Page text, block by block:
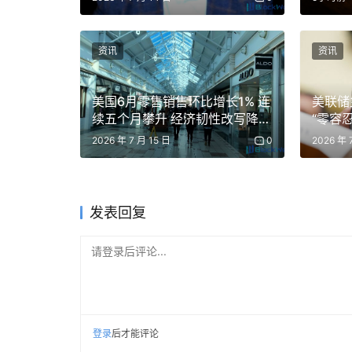
美国6月零售销售环比增长1% 连
续五个月攀升 经济韧性改写降息
预期
2026 年 7 月 15 日 0
资讯
美联
“零容
2026 年
资讯
发表回复
请登录后评论...
登录后才能评论